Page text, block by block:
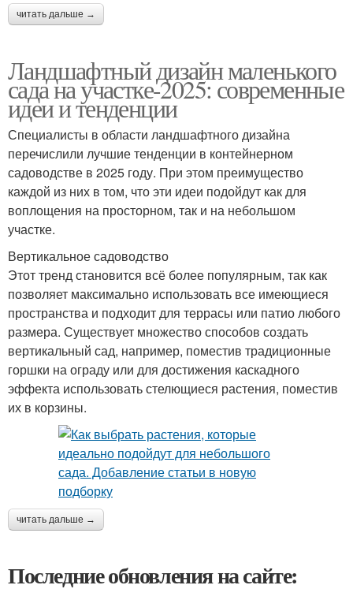
читать дальше →
Ландшафтный дизайн маленького
сада на участке-2025: современные
идеи и тенденции
Специалисты в области ландшафтного дизайна
перечислили лучшие тенденции в контейнерном
садоводстве в 2025 году. При этом преимущество
каждой из них в том, что эти идеи подойдут как для
воплощения на просторном, так и на небольшом
участке.
Вертикальное садоводство
Этот тренд становится всё более популярным, так как
позволяет максимально использовать все имеющиеся
пространства и подходит для террасы или патио любого
размера. Существует множество способов создать
вертикальный сад, например, поместив традиционные
горшки на ограду или для достижения каскадного
эффекта использовать стелющиеся растения, поместив
их в корзины.
читать дальше →
Последние обновления на сайте: